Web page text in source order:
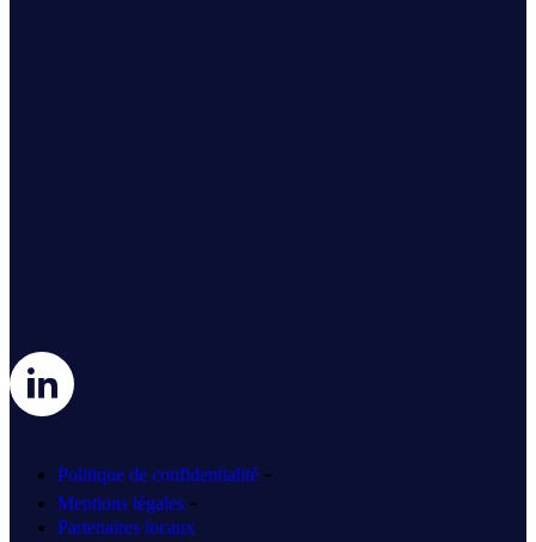
Politique de confidentialité -
Mentions légales -
Partenaires locaux